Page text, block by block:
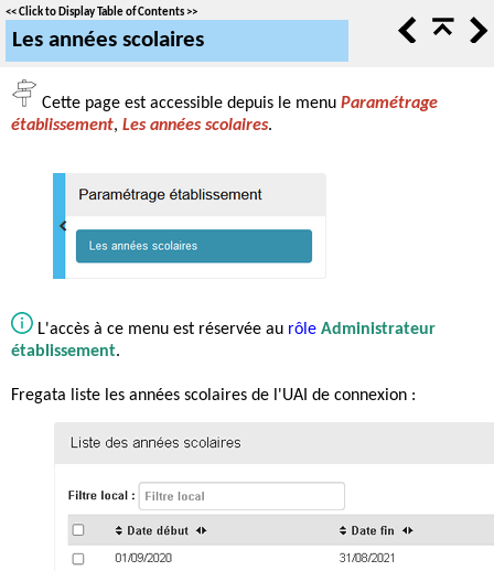
<<Click to Display Table of Contents >>
Les années scolaires
Cette page est accessible depuis le menu Paramétrage
établissement, Les années scolaires.
L'accès à ce menu est réservée au rôle Administrateur
établissement.
Fregata liste les années scolaires de l'UAI de connexion :